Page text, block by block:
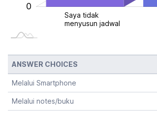
0
Saya tidak
menyusun jadwal
ANSWER CHOICES
Melalui Smartphone
Melalui notes/buku